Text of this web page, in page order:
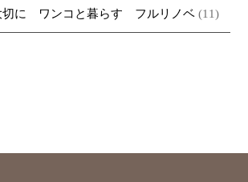
切に ワンコと暮らす フルリノベ (11)